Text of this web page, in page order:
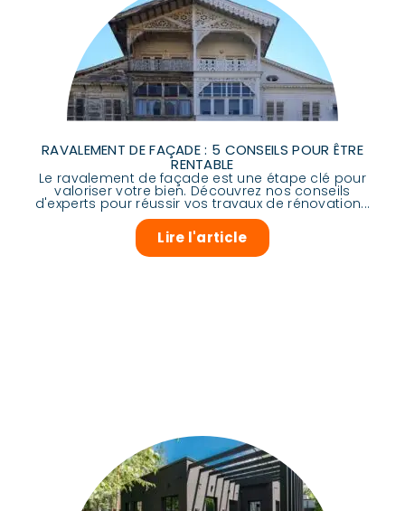
RAVALEMENT DE FAÇADE : 5 CONSEILS POUR ÊTRE
RENTABLE
Le ravalement de façade est une étape clé pour
valoriser votre bien. Découvrez nos conseils
d'experts pour réussir vos travaux de rénovation...
Lire l'article